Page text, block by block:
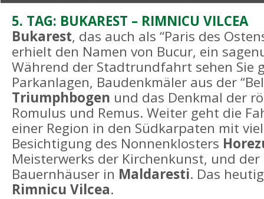
5. TAG: BUKAREST – RIMNICU VILCEA
Bukarest, das auch als “Paris des
erhielt den Namen von Bucur, ein
Während der Stadtrundfahrt sehen Sie
Parkanlagen, Baudenkmäler aus der
Triumphbogen und das Denkmal der
Romulus und Remus. Weiter geht die
einer Region in den Südkarpaten mit
Besichtigung des Nonnenklosters
Meisterwerks der Kirchenkunst, und
Bauernhäuser in Maldaresti. Das
Rimnicu Vilcea.